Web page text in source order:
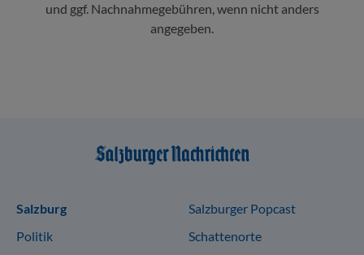
und ggf. Nachnahmegebühren, wenn nicht anders
angegeben.
Sitemap
Salzburg
Politik
Salzburger Popcast
Schattenorte